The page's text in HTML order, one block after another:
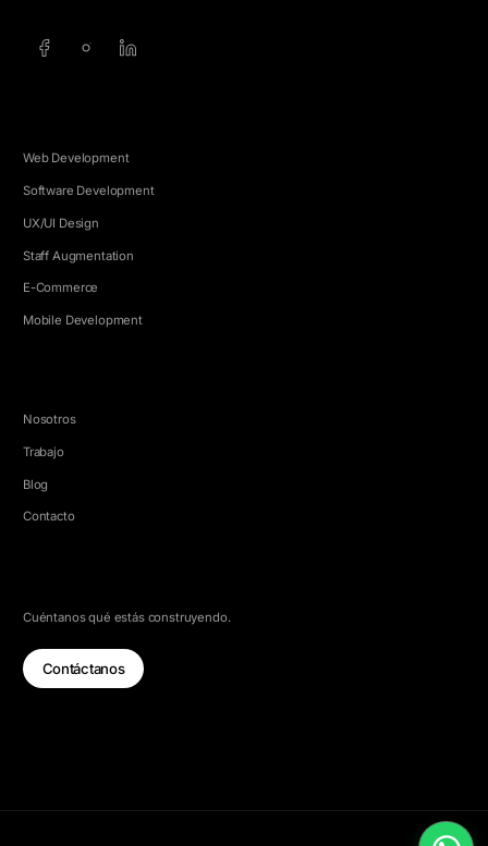
Web Development
Software Development
UX/UI Design
Staff Augmentation
E-Commerce
Mobile Development
Nosotros
Trabajo
Blog
Contacto
Cuéntanos qué estás construyendo.
Contáctanos